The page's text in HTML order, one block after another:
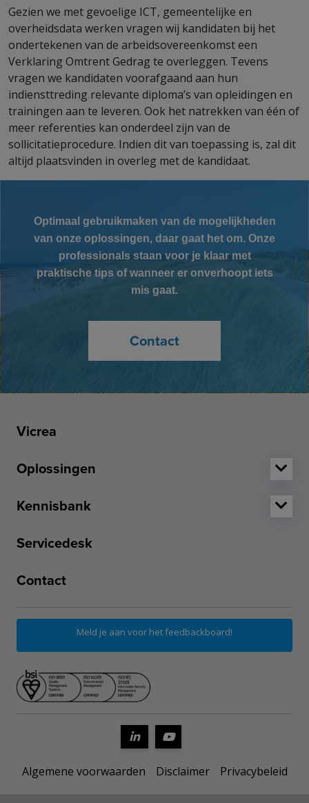
Gezien we met gevoelige ICT, gemeentelijke en
overheidsdata werken vragen wij kandidaten bij het
ondertekenen van de arbeidsovereenkomst een
Verklaring Omtrent Gedrag te overleggen. Tevens
vragen we kandidaten voorafgaand aan hun
indiensttreding relevante diploma’s van opleidingen en
trainingen aan te leveren. Ook het natrekken van één of
meer referenties kan onderdeel zijn van de
sollicitatieprocedure. Indien dit van toepassing is, zal dit
altijd plaatsvinden in overleg met de kandidaat.
Optimaal gebruikmaken van de mogelijkheden
van onze oplossingen, daar gaat het om. Onze
professionals staan voor je klaar met
praktische tips of wanneer er onverhoopt iets
mis gaat.
Contact
Vicrea
Oplossingen
Kennisbank
Servicedesk
Contact
Meld je aan voor het feedbackboard!
Algemene voorwaarden Disclaimer Privacybeleid